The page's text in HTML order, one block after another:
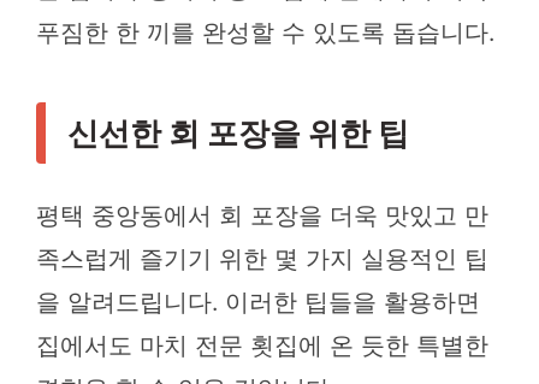
푸짐한 한 끼를 완성할 수 있도록 돕습니다.
신선한 회 포장을 위한 팁
평택 중앙동에서 회 포장을 더욱 맛있고 만
족스럽게 즐기기 위한 몇 가지 실용적인 팁
을 알려드립니다. 이러한 팁들을 활용하면
집에서도 마치 전문 횟집에 온 듯한 특별한